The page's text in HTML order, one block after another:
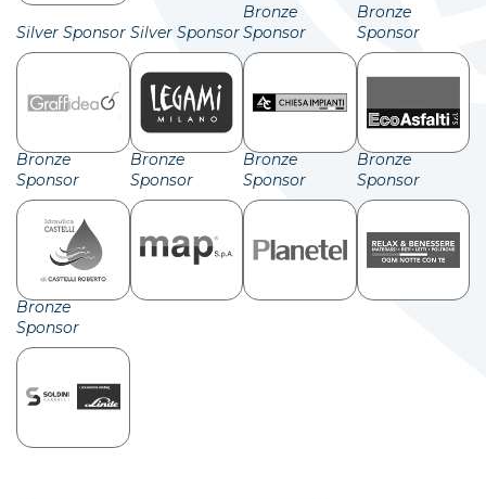
Silver Sponsor Silver Sponsor
Bronze
Sponsor
Bronze
Sponsor
Bronze
Sponsor
Bronze
Sponsor
Bronze
Sponsor
Bronze
Sponsor
Bronze
Sponsor